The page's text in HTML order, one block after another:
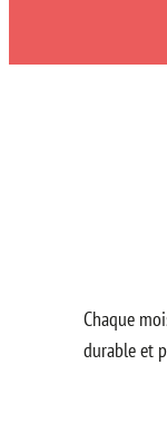
Chaque
durable et